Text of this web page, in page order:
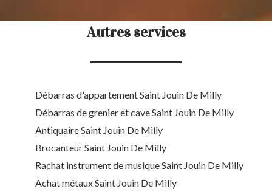
Autres services
Débarras d'appartement Saint Jouin De Milly
Débarras de grenier et cave Saint Jouin De Milly
Antiquaire Saint Jouin De Milly
Brocanteur Saint Jouin De Milly
Rachat instrument de musique Saint Jouin De Milly
Achat métaux Saint Jouin De Milly